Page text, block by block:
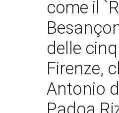
come il
delle
Firenze,
Antonio
Padoa